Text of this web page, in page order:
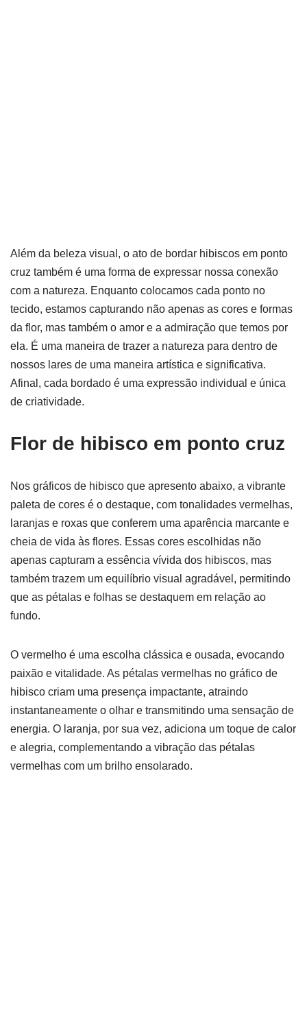
Além da beleza visual, o ato de bordar hibiscos em ponto
cruz também é uma forma de expressar nossa conexão
com a natureza. Enquanto colocamos cada ponto no
tecido, estamos capturando não apenas as cores e formas
da flor, mas também o amor e a admiração que temos por
ela. É uma maneira de trazer a natureza para dentro de
nossos lares de uma maneira artística e significativa.
Afinal, cada bordado é uma expressão individual e única
de criatividade.
Flor de hibisco em ponto cruz
Nos gráficos de hibisco que apresento abaixo, a vibrante
paleta de cores é o destaque, com tonalidades vermelhas,
laranjas e roxas que conferem uma aparência marcante e
cheia de vida às flores. Essas cores escolhidas não
apenas capturam a essência vívida dos hibiscos, mas
também trazem um equilíbrio visual agradável, permitindo
que as pétalas e folhas se destaquem em relação ao
fundo.
O vermelho é uma escolha clássica e ousada, evocando
paixão e vitalidade. As pétalas vermelhas no gráfico de
hibisco criam uma presença impactante, atraindo
instantaneamente o olhar e transmitindo uma sensação de
energia. O laranja, por sua vez, adiciona um toque de calor
e alegria, complementando a vibração das pétalas
vermelhas com um brilho ensolarado.